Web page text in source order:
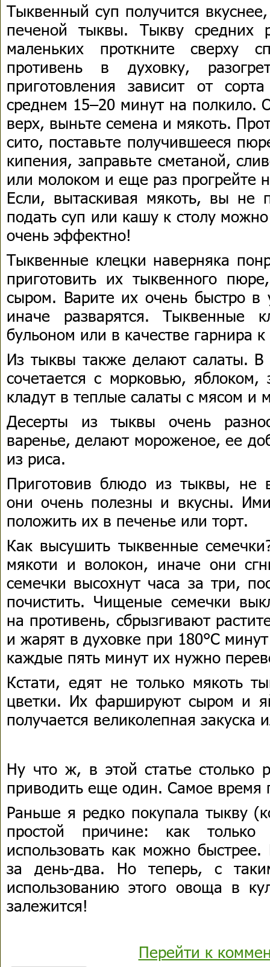
Тыквенный суп получится
печеной тыквы. Тыкву средних
маленьких проткните сверху
противень в духовку,
приготовления зависит от
среднем 15–20 минут на полкило.
верх, выньте семена и мякоть.
сито, поставьте получившееся
кипения, заправьте сметаной,
или молоком и еще раз прогрейте
Если, вытаскивая мякоть, вы не
подать суп или кашу к столу
очень эффектно!
Тыквенные клецки наверняка
приготовить их тыквенного
сыром. Варите их очень быстро
иначе разварятся. Тыквенные
бульоном или в качестве гарнира
Из тыквы также делают салаты.
сочетается с морковью,
кладут в теплые салаты с мясом
Десерты из тыквы очень
варенье, делают мороженое, ее
из риса.
Приготовив блюдо из тыквы, не
они очень полезны и вкусны.
положить их в печенье или торт.
Как высушить тыквенные
мякоти и волокон, иначе они
семечки высохнут часа за три,
почистить. Чищеные семечки
на противень, сбрызгивают
и жарят в духовке при 180°С
каждые пять минут их нужно
Кстати, едят не только мякоть
цветки. Их фаршируют сыром и
получается великолепная закуска
Ну что ж, в этой статье столько
приводить еще один. Самое время
Раньше я редко покупала тыкву
простой причине: как
использовать как можно
за день-два. Но теперь, с
использованию этого овоща в
залежится!
Перейти к